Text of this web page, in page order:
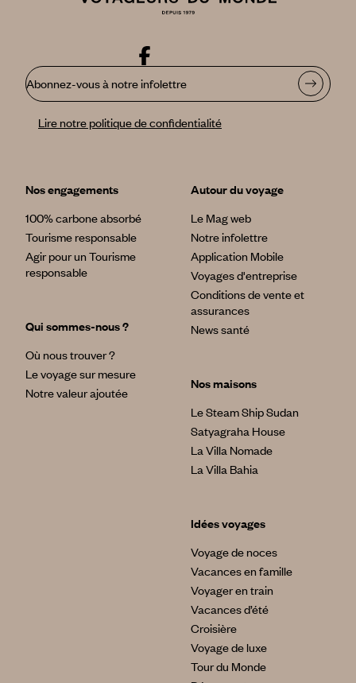
Abonnez-vous à notre infolettre
Lire notre politique de confidentialité
Nos engagements
100% carbone absorbé
Tourisme responsable
Agir pour un Tourisme
responsable
Qui sommes-nous ?
Où nous trouver ?
Le voyage sur mesure
Notre valeur ajoutée
Autour du voyage
Le Mag web
Notre infolettre
Application Mobile
Voyages d'entreprise
Conditions de vente et
assurances
News santé
Nos maisons
Le Steam Ship Sudan
Satyagraha House
La Villa Nomade
La Villa Bahia
Idées voyages
Voyage de noces
Vacances en famille
Voyager en train
Vacances d’été
Croisière
Voyage de luxe
Tour du Monde